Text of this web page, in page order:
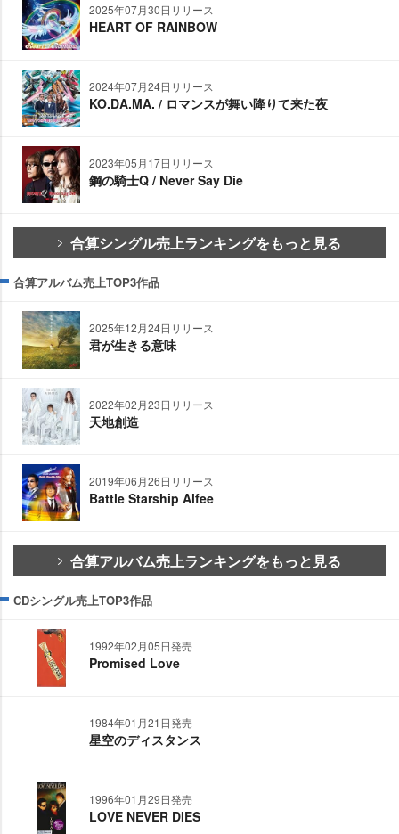
2025年07月30日リリース
HEART OF RAINBOW
2024年07月24日リリース
KO.DA.MA. / ロマンスが舞い降りて来た夜
2023年05月17日リリース
鋼の騎士Q / Never Say Die
合算シングル売上ランキングをもっと見る
合算アルバム売上TOP3作品
2025年12月24日リリース
君が生きる意味
2022年02月23日リリース
天地創造
2019年06月26日リリース
Battle Starship Alfee
合算アルバム売上ランキングをもっと見る
CDシングル売上TOP3作品
1992年02月05日発売
Promised Love
1984年01月21日発売
星空のディスタンス
1996年01月29日発売
LOVE NEVER DIES